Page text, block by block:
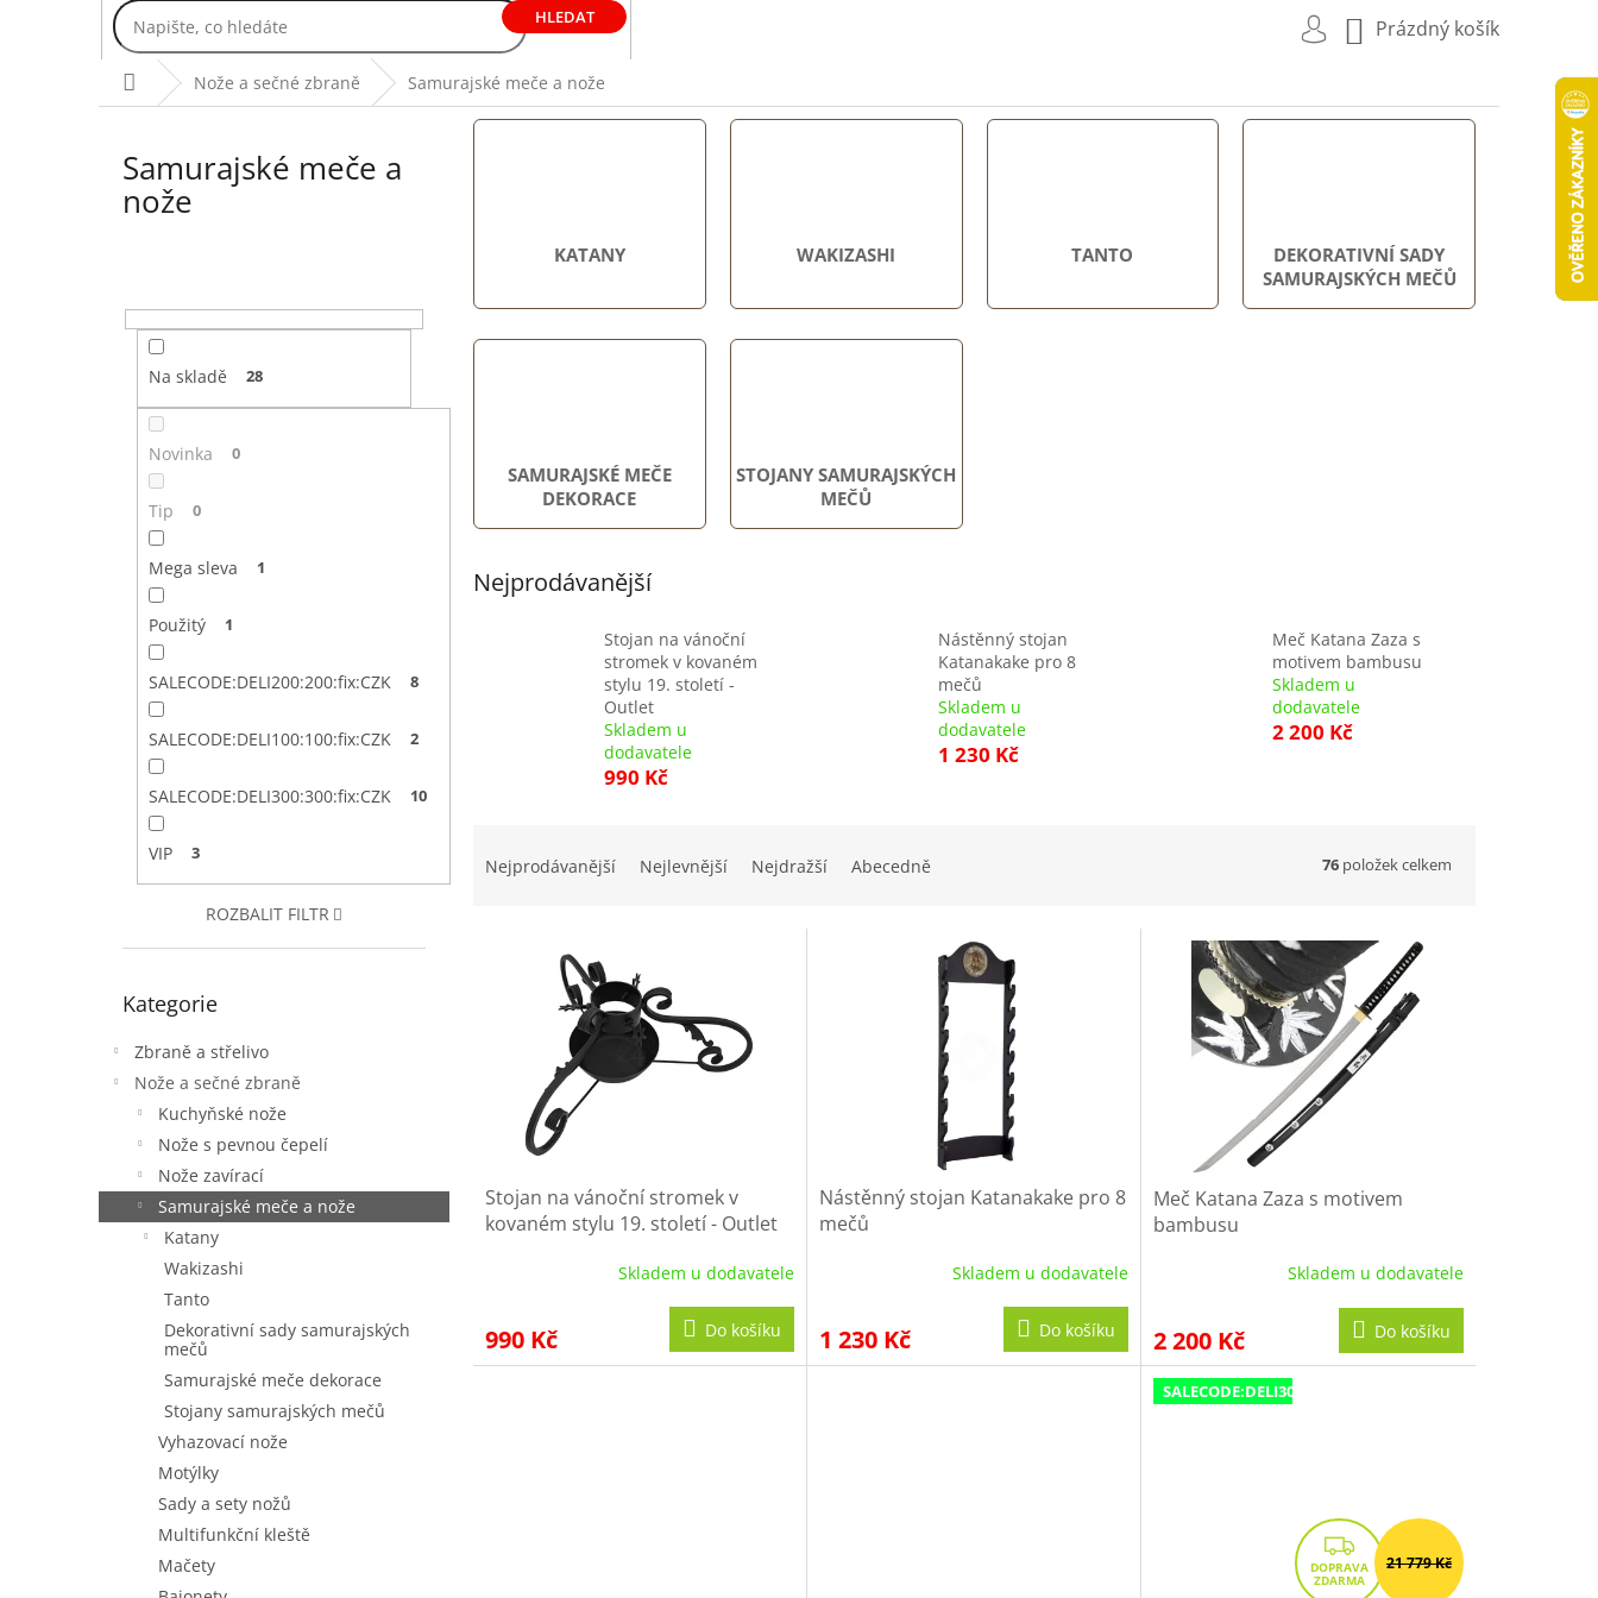
HLEDAT
NÁKUPNÍ
Prázdný košík
Domů Nože a sečné zbraně Samurajské meče a nože
Samurajské meče a
nože
Na skladě 28
Novinka 0
Tip 0
Mega sleva 1
Použitý 1
SALECODE:DELI200:200:fix:CZK 8
SALECODE:DELI100:100:fix:CZK 2
SALECODE:DELI300:300:fix:CZK 10
VIP 3
ROZBALIT FILTR
kategorie
Kategorie
Zbraně a střelivo
Nože a sečné zbraně
Kuchyňské nože
Nože s pevnou čepelí
Nože zavírací
Samurajské meče a nože
Katany
Wakizashi
Tanto
Dekorativní sady samurajských
mečů
Samurajské meče dekorace
Stojany samurajských mečů
Vyhazovací nože
Motýlky
Sady a sety nožů
Multifunkční kleště
Mačety
KATANY WAKIZASHI TANTO
DEKORATIVNÍ SADY
SAMURAJSKÝCH MEČŮ
SAMURAJSKÉ MEČE
DEKORACE
STOJANY SAMURAJSKÝCH
MEČŮ
Nejprodávanější
Stojan na vánoční
stromek v kovaném
stylu 19. století -
Outlet
Skladem u
dodavatele
990 Kč
Nástěnný stojan
Katanakake pro 8
mečů
Skladem u
dodavatele
1 230 Kč
Meč Katana Zaza s
motivem bambusu
Skladem u
dodavatele
2 200 Kč
Nejprodávanější Nejlevnější Nejdražší Abecedně 76 položek celkem
Stojan na vánoční stromek v
kovaném stylu 19. století - Outlet
Skladem u dodavatele
990 Kč Do košíku
Nástěnný stojan Katanakake pro 8
mečů
Skladem u dodavatele
1 230 Kč Do košíku
Meč Katana Zaza s motivem
bambusu
Skladem u dodavatele
2 200 Kč Do košíku
SALECODE:DELI300:300:fix:CZK
Z
D
21 779 Kč